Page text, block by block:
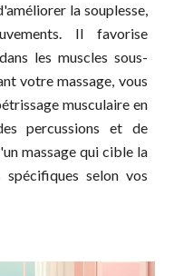
la souplesse,
Il favorise
les muscles sous-
votre massage, vous
musculaire en
percussions et de
massage qui cible la
selon vos